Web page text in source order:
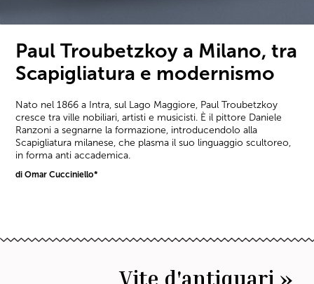
Paul Troubetzkoy a Milano, tra
Scapigliatura e modernismo
Nato nel 1866 a Intra, sul Lago Maggiore, Paul Troubetzkoy
cresce tra ville nobiliari, artisti e musicisti. È il pittore Daniele
Ranzoni a segnarne la formazione, introducendolo alla
Scapigliatura milanese, che plasma il suo linguaggio scultoreo,
in forma anti accademica.
di Omar Cucciniello*
Vite d'antiquari »